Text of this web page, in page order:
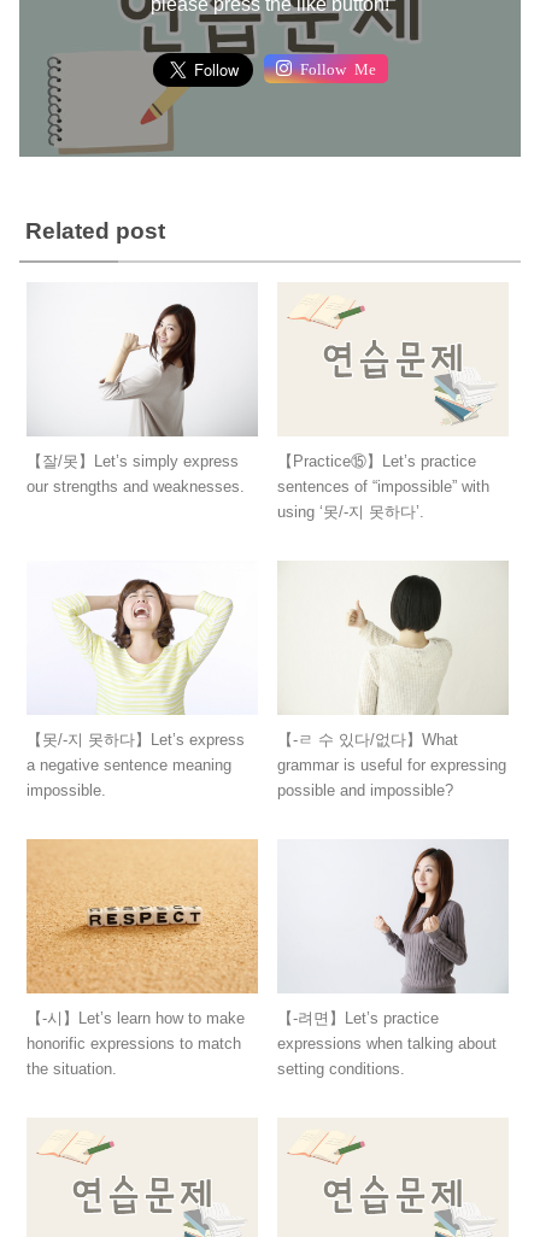
please press the like button!
Follow Me
Related post
【잘/못】Let’s simply express
our strengths and weaknesses.
【Practice⑮】Let’s practice
sentences of “impossible” with
using ‘못/-지 못하다’.
【못/-지 못하다】Let’s express
a negative sentence meaning
impossible.
【-ㄹ 수 있다/없다】What
grammar is useful for expressing
possible and impossible?
【-시】Let’s learn how to make
honorific expressions to match
the situation.
【-려면】Let’s practice
expressions when talking about
setting conditions.